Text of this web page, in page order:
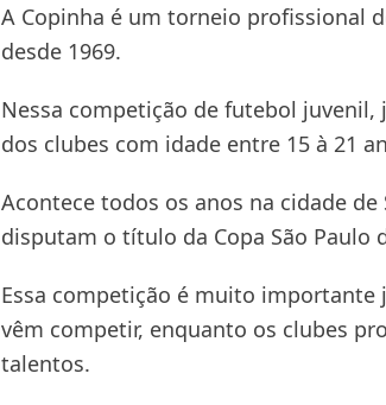
A Copinha é um torneio profissional
desde 1969.
Nessa competição de futebol
dos clubes com idade entre 15 à 21
Acontece todos os anos na cidade
disputam o título da Copa São Paulo
Essa competição é muito
vêm competir, enquanto os clubes
talentos.